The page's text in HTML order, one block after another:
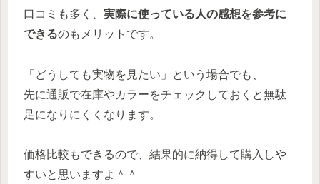
口コミも多く、 実際に使っている人の感想を参考に
できるのもメリットです。
「どうしても実物を見たい」という場合でも、
先に通販で在庫やカラーをチェックしておくと無駄
足になりにくくなります。
価格比較もできるので、結果的に納得して購入しや
すいと思いますよ＾＾